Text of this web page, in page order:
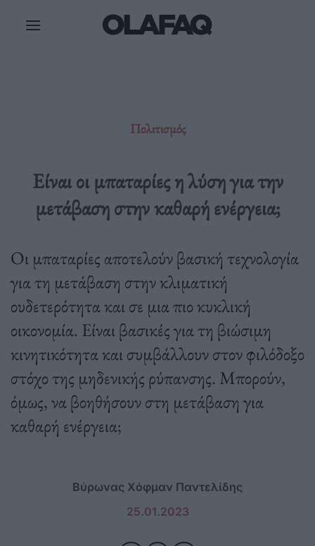
Πολιτισμός
Eίναι οι μπαταρίες η λύση για την
μετάβαση στην καθαρή ενέργεια;
Οι μπαταρίες αποτελούν βασική τεχνολογία
για τη μετάβαση στην κλιματική
ουδετερότητα και σε μια πιο κυκλική
οικονομία. Είναι βασικές για τη βιώσιμη
κινητικότητα και συμβάλλουν στον φιλόδοξο
στόχο της μηδενικής ρύπανσης. Mπορούν,
όμως, να βοηθήσουν στη μετάβαση για
καθαρή ενέργεια;
Βύρωνας Χόφμαν Παντελίδης
25.01.2023